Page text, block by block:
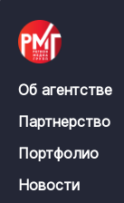
Об агентстве
Партнерство
Портфолио
Новости